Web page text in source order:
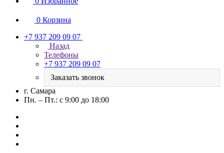
0 Корзина
+7 937 209 09 07
Назад
Телефоны
+7 937 209 09 07
Заказать звонок
г. Самара
Пн. – Пт.: с 9:00 до 18:00